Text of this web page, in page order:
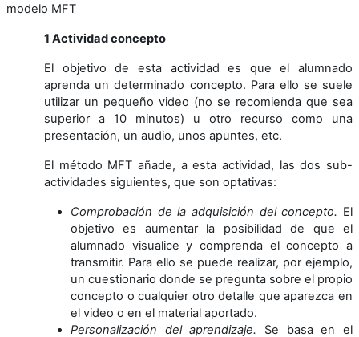
modelo MFT
1 Actividad concepto
El objetivo de esta actividad es que el alumnado
aprenda un determinado concepto. Para ello se suele
utilizar un pequeño video (no se recomienda que sea
superior a 10 minutos) u otro recurso como una
presentación, un audio, unos apuntes, etc.
El método MFT añade, a esta actividad, las dos sub-
actividades siguientes, que son optativas:
Comprobación de la adquisición del concepto. El
objetivo es aumentar la posibilidad de que el
alumnado visualice y comprenda el concepto a
transmitir. Para ello se puede realizar, por ejemplo,
un cuestionario donde se pregunta sobre el propio
concepto o cualquier otro detalle que aparezca en
el video o en el material aportado.
Personalización del aprendizaje. Se basa en el